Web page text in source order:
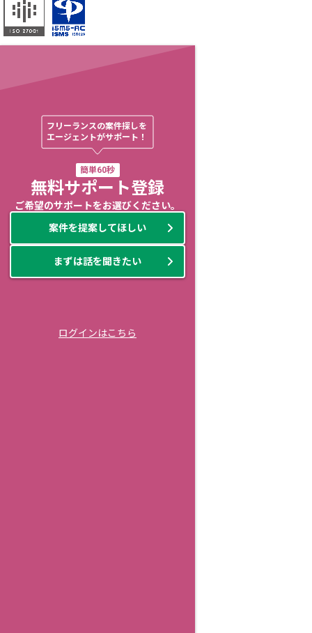
フリーランスの案件探しを
エージェントがサポート！
簡単60秒
無料サポート登録
ご希望のサポートをお選びください。
案件を提案してほしい
まずは話を聞きたい
ログインはこちら